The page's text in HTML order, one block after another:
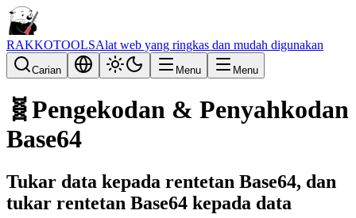
RAKKOTOOLSAlat web yang ringkas dan mudah digunakan
Carian Menu Menu
🧬Pengekodan & Penyahkodan
Base64
Tukar data kepada rentetan Base64, dan
tukar rentetan Base64 kepada data